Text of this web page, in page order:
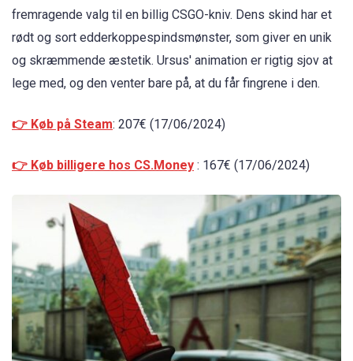
fremragende valg til en billig CSGO-kniv. Dens skind har et
rødt og sort edderkoppespindsmønster, som giver en unik
og skræmmende æstetik. Ursus' animation er rigtig sjov at
lege med, og den venter bare på, at du får fingrene i den.
👉 Køb på Steam: 207€ (17/06/2024)
👉 Køb billigere hos CS.Money : 167€ (17/06/2024)